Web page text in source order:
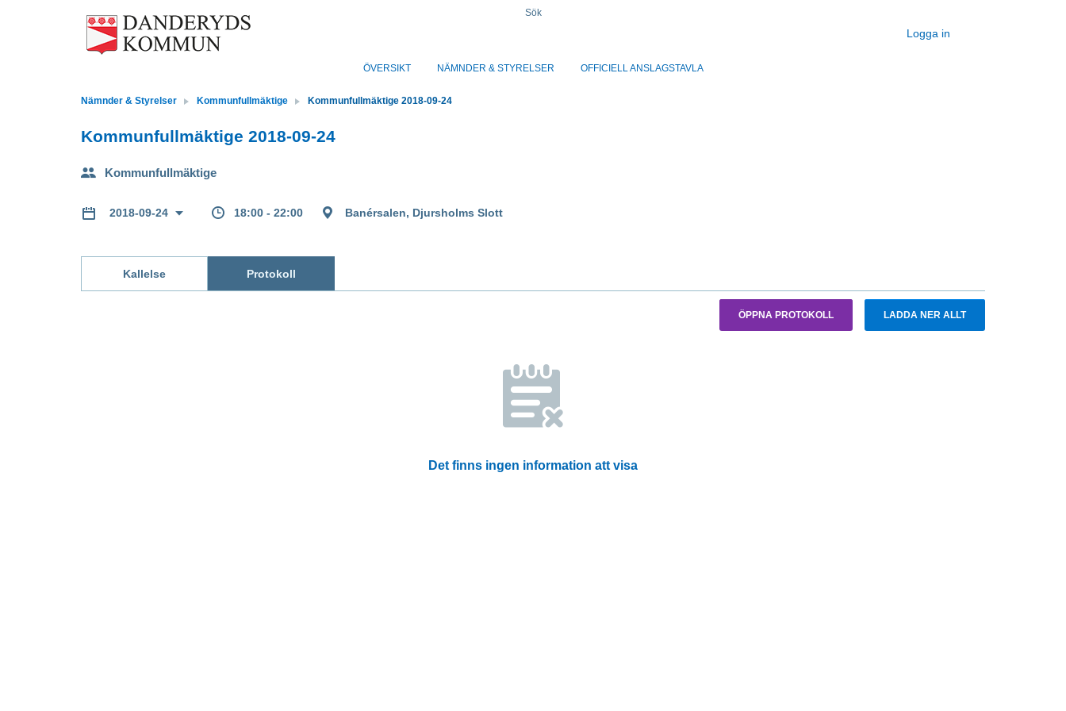
Sök
Logga in
ÖVERSIKT NÄMNDER & STYRELSER OFFICIELL ANSLAGSTAVLA
Nämnder & Styrelser Kommunfullmäktige Kommunfullmäktige 2018-09-24
Kommunfullmäktige 2018-09-24
Kommunfullmäktige
2018-09-24 18:00 - 22:00 Banérsalen, Djursholms Slott
Kallelse Protokoll
ÖPPNA PROTOKOLL LADDA NER ALLT
Det finns ingen information att visa